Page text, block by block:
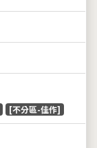
[不分區-佳作]